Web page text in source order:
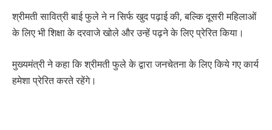
श्रीमती सावित्री बाई फुले ने न सिर्फ खुद पढ़ाई की, बल्कि दूसरी महिलाओं
के लिए भी शिक्षा के दरवाजे खोले और उन्हें पढ़ने के लिए प्रेरित किया।
मुख्यमंत्री ने कहा कि श्रीमती फुले के द्वारा जनचेतना के लिए किये गए कार्य
हमेशा प्रेरित करते रहेंगे।